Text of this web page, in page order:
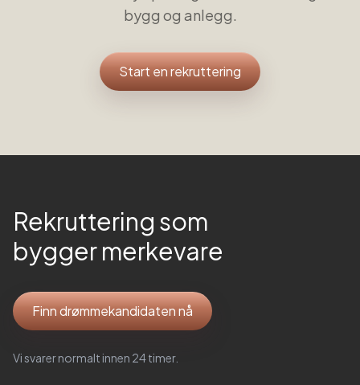
bygg og anlegg.
Start en rekruttering
Rekruttering som
bygger merkevare
Finn drømmekandidaten nå
Vi svarer normalt innen 24 timer.